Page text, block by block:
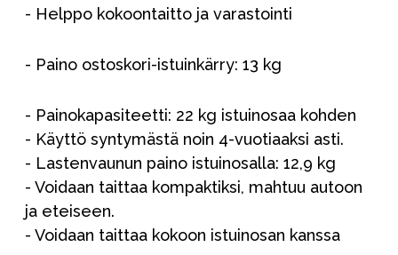
- Helppo kokoontaitto ja varastointi
- Paino ostoskori-istuinkärry: 13 kg
- Painokapasiteetti: 22 kg istuinosaa kohden
- Käyttö syntymästä noin 4-vuotiaaksi asti.
- Lastenvaunun paino istuinosalla: 12,9 kg
- Voidaan taittaa kompaktiksi, mahtuu autoon
ja eteiseen.
- Voidaan taittaa kokoon istuinosan kanssa